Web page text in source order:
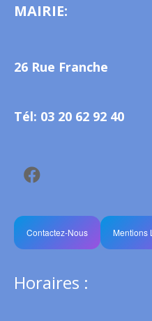
MAIRIE:
26 Rue Franche
Tél: 03 20 62 92 40
Contactez-Nous Mentions
Horaires :